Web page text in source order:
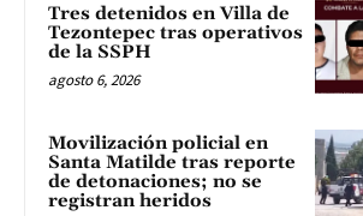
Tres detenidos en Villa de
Tezontepec tras operativos
de la SSPH
agosto 6, 2026
Movilización policial en
Santa Matilde tras reporte
de detonaciones; no se
registran heridos